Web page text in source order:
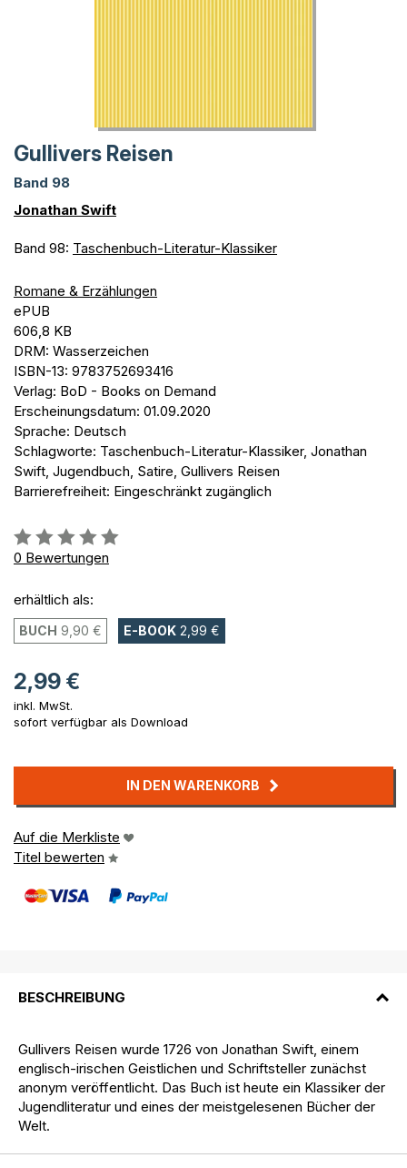
Gullivers Reisen
Band 98
Jonathan Swift
Band 98: Taschenbuch-Literatur-Klassiker
Romane & Erzählungen
ePUB
606,8 KB
DRM: Wasserzeichen
ISBN-13: 9783752693416
Verlag: BoD - Books on Demand
Erscheinungsdatum: 01.09.2020
Sprache: Deutsch
Schlagworte: Taschenbuch-Literatur-Klassiker, Jonathan
Swift, Jugendbuch, Satire, Gullivers Reisen
Barrierefreiheit: Eingeschränkt zugänglich
Bewertung::
0%
0 Bewertungen
erhältlich als:
BUCH 9,90 € E-BOOK 2,99 €
2,99 €
inkl. MwSt.
sofort verfügbar als Download
IN DEN WARENKORB
Auf die Merkliste
Titel bewerten
BESCHREIBUNG
Gullivers Reisen wurde 1726 von Jonathan Swift, einem
englisch-irischen Geistlichen und Schriftsteller zunächst
anonym veröffentlicht. Das Buch ist heute ein Klassiker der
Jugendliteratur und eines der meistgelesenen Bücher der
Welt.